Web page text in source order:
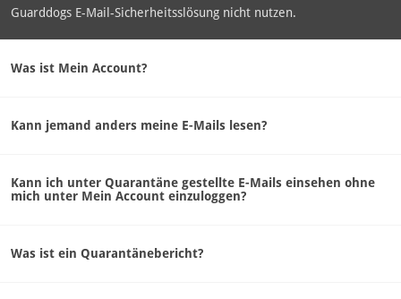
Guarddogs E-Mail-Sicherheitsslösung nicht nutzen.
Was ist Mein Account?
Kann jemand anders meine E-Mails lesen?
Kann ich unter Quarantäne gestellte E-Mails einsehen ohne
mich unter Mein Account einzuloggen?
Was ist ein Quarantänebericht?